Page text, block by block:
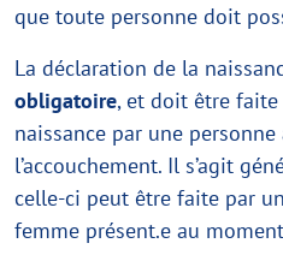
que toute personne doit
La déclaration de la
obligatoire, et doit être
naissance par une personne
l’accouchement. Il s’agit
celle-ci peut être faite par
femme présent.e au